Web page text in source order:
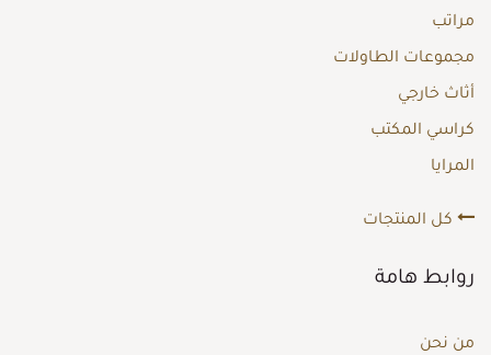
مراتب
مجموعات الطاولات
أثاث خارجي
كراسي المكتب
المرايا
كل المنتجات
روابط هامة
من نحن